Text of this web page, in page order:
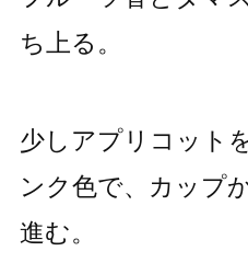
ち上る。
少しアプリコット
ンク色で、カップ
進む。